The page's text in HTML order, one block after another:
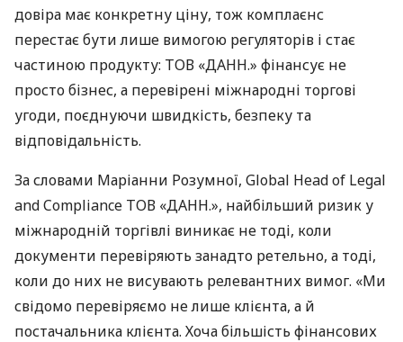
довіра має конкретну ціну, тож комплаєнс
перестає бути лише вимогою регуляторів і стає
частиною продукту: ТОВ «ДАНН.» фінансує не
просто бізнес, а перевірені міжнародні торгові
угоди, поєднуючи швидкість, безпеку та
відповідальність.
За словами Маріанни Розумної, Global Head of Legal
and Compliance ТОВ «ДАНН.», найбільший ризик у
міжнародній торгівлі виникає не тоді, коли
документи перевіряють занадто ретельно, а тоді,
коли до них не висувають релевантних вимог. «Ми
свідомо перевіряємо не лише клієнта, а й
постачальника клієнта. Хоча більшість фінансових